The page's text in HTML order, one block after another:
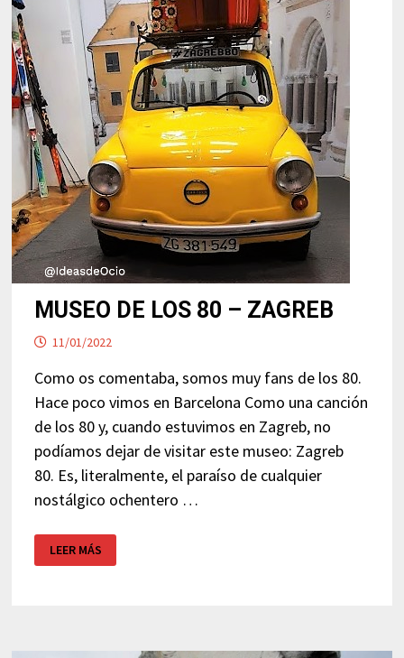
MUSEO DE LOS 80 – ZAGREB
11/01/2022
Como os comentaba, somos muy fans de los 80.
Hace poco vimos en Barcelona Como una canción
de los 80 y, cuando estuvimos en Zagreb, no
podíamos dejar de visitar este museo: Zagreb
80. Es, literalmente, el paraíso de cualquier
nostálgico ochentero …
DE
LOS
LEER MÁS